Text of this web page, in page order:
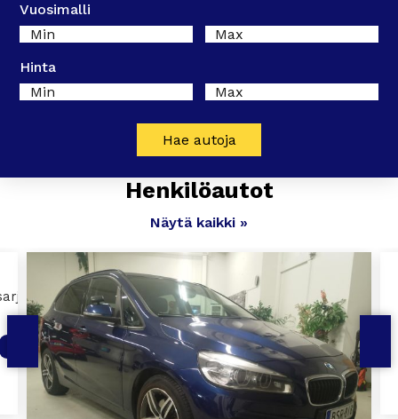
Vuosimalli
Min
Max
Hinta
Min
Max
Hae autoja
Henkilöautot
Näytä kaikki »
20' Vanteet,
Takaveto
Alk. 287 €/kk